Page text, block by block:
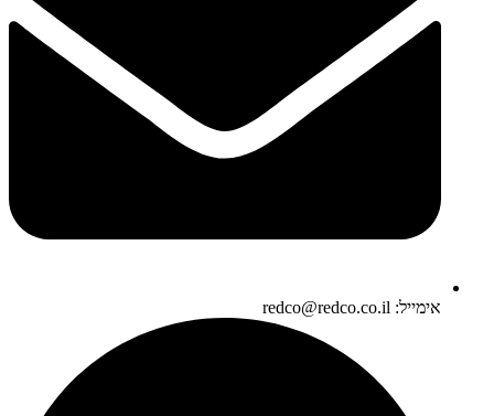
אימייל: redco@redco.co.il